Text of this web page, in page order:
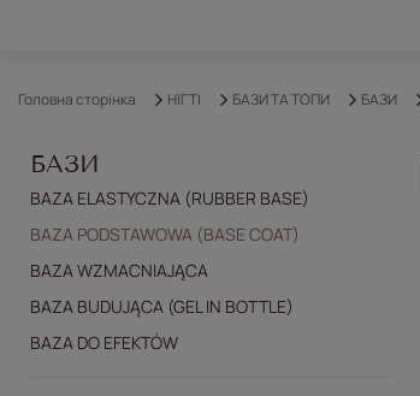
Головна сторінка НІГТІ БАЗИ ТА ТОПИ БАЗИ
БАЗИ
BAZA ELASTYCZNA (RUBBER BASE)
BAZA PODSTAWOWA (BASE COAT)
BAZA WZMACNIAJĄCA
BAZA BUDUJĄCA (GEL IN BOTTLE)
BAZA DO EFEKTÓW